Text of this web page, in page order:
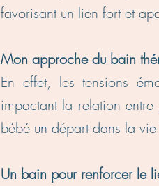
favorisant un lien fort et
Mon approche du bain
En effet, les tensions
impactant la relation
bébé un départ dans la
Un bain pour renforcer le